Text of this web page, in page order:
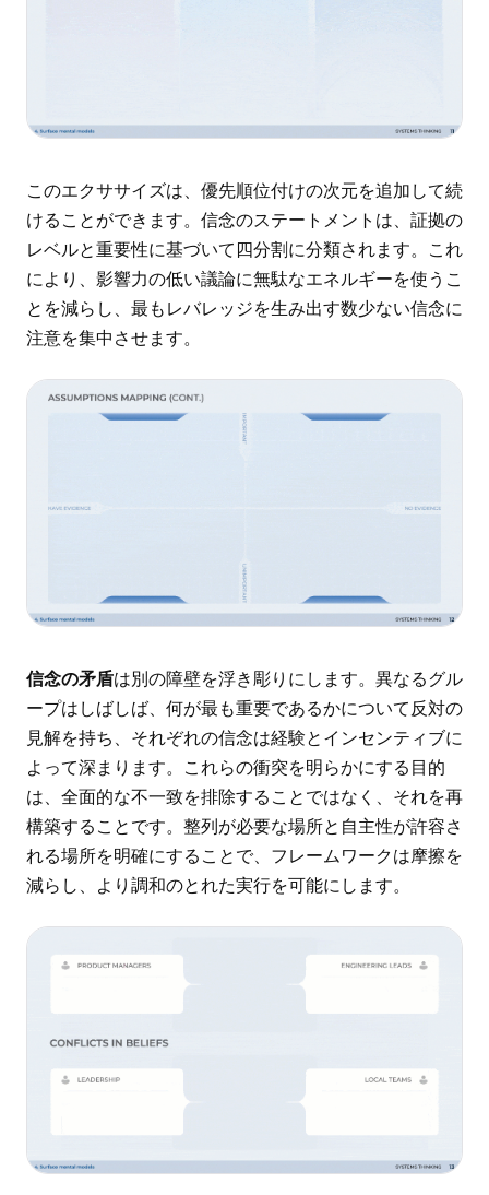
このエクササイズは、優先順位付けの次元を追加して続
けることができます。信念のステートメントは、証拠の
レベルと重要性に基づいて四分割に分類されます。これ
により、影響力の低い議論に無駄なエネルギーを使うこ
とを減らし、最もレバレッジを生み出す数少ない信念に
注意を集中させます。
信念の矛盾は別の障壁を浮き彫りにします。異なるグル
ープはしばしば、何が最も重要であるかについて反対の
見解を持ち、それぞれの信念は経験とインセンティブに
よって深まります。これらの衝突を明らかにする目的
は、全面的な不一致を排除することではなく、それを再
構築することです。整列が必要な場所と自主性が許容さ
れる場所を明確にすることで、フレームワークは摩擦を
減らし、より調和のとれた実行を可能にします。